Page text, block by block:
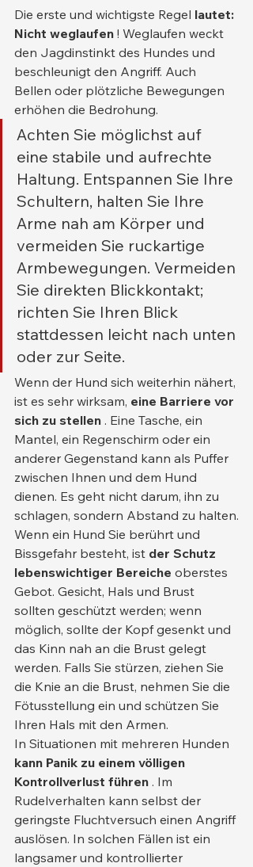
Die erste und wichtigste Regel lautet:
Nicht weglaufen ! Weglaufen weckt
den Jagdinstinkt des Hundes und
beschleunigt den Angriff. Auch
Bellen oder plötzliche Bewegungen
erhöhen die Bedrohung.
Achten Sie möglichst auf
eine stabile und aufrechte
Haltung. Entspannen Sie Ihre
Schultern, halten Sie Ihre
Arme nah am Körper und
vermeiden Sie ruckartige
Armbewegungen. Vermeiden
Sie direkten Blickkontakt;
richten Sie Ihren Blick
stattdessen leicht nach unten
oder zur Seite.
Wenn der Hund sich weiterhin nähert,
ist es sehr wirksam, eine Barriere vor
sich zu stellen . Eine Tasche, ein
Mantel, ein Regenschirm oder ein
anderer Gegenstand kann als Puffer
zwischen Ihnen und dem Hund
dienen. Es geht nicht darum, ihn zu
schlagen, sondern Abstand zu halten.
Wenn ein Hund Sie berührt und
Bissgefahr besteht, ist der Schutz
lebenswichtiger Bereiche oberstes
Gebot. Gesicht, Hals und Brust
sollten geschützt werden; wenn
möglich, sollte der Kopf gesenkt und
das Kinn nah an die Brust gelegt
werden. Falls Sie stürzen, ziehen Sie
die Knie an die Brust, nehmen Sie die
Fötusstellung ein und schützen Sie
Ihren Hals mit den Armen.
In Situationen mit mehreren Hunden
kann Panik zu einem völligen
Kontrollverlust führen . Im
Rudelverhalten kann selbst der
geringste Fluchtversuch einen Angriff
auslösen. In solchen Fällen ist ein
langsamer und kontrollierter